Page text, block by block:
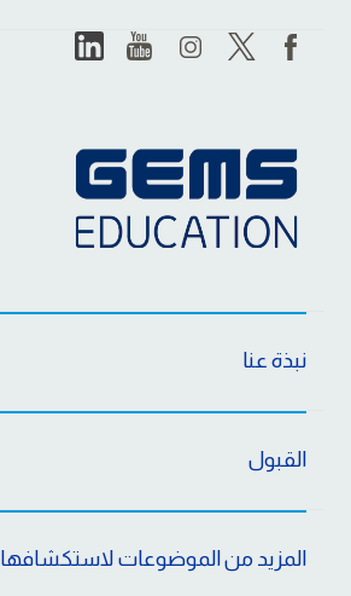
نبذة عنا
القبول
المزيد من الموضوعات لاستكشافها